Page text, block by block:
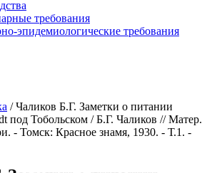
требования
эпидемиологические требования
/Чаликов Б.Г. Заметки о питании
под Тобольском / Б.Г. Чаликов // Матер.
- Томск: Красное знамя, 1930. - Т.1. -